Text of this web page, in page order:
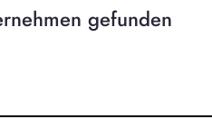
gefunden